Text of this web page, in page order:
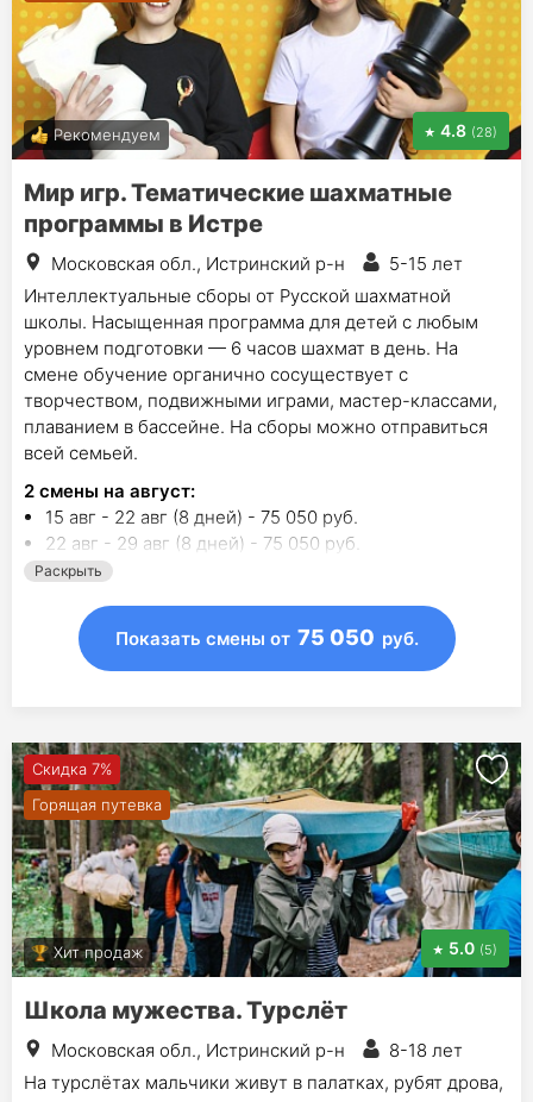
Рекомендуем 4.8 (28)
Мир игр. Тематические шахматные
программы в Истре
Московская обл., Истринский р-н
5-15 лет
Интеллектуальные сборы от Русской шахматной
школы. Насыщенная программа для детей с любым
уровнем подготовки — 6 часов шахмат в день. На
смене обучение органично сосуществует с
творчеством, подвижными играми, мастер-классами,
плаванием в бассейне. На сборы можно отправиться
всей семьей.
2 смены на август:
15 авг - 22 авг (8 дней) - 75 050 руб.
22 авг - 29 авг (8 дней) - 75 050 руб.
Раскрыть
Показать смены от 75 050 руб.
Скидка 7%
Горящая путевка
Хит продаж 5.0 (5)
Школа мужества. Турслёт
Московская обл., Истринский р-н
8-18 лет
На турслётах мальчики живут в палатках, рубят дрова,